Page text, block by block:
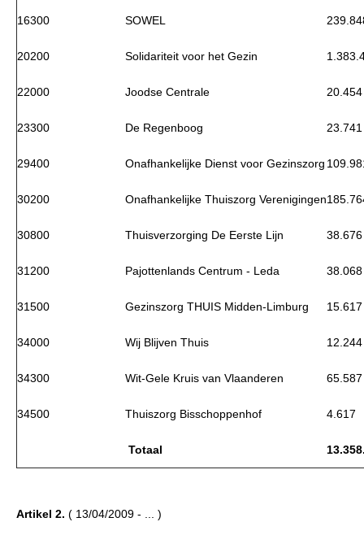
16300 SOWEL
20200 Solidariteit voor het Gezin
22000 Joodse Centrale 20.454
23300 De Regenboog 23.741
29400 Onafhankelijke Dienst voor Gezinszorg
30200 Onafhankelijke Thuiszorg Verenigingen
30800 Thuisverzorging De Eerste Lijn 38.676
31200 Pajottenlands Centrum - Leda 38.068
31500 Gezinszorg THUIS Midden-Limburg 15.617
34000 Wij Blijven Thuis 12.244
34300 Wit-Gele Kruis van Vlaanderen 65.587
34500 Thuiszorg Bisschoppenhof 4.617
Totaal
Artikel 2. ( 13/04/2009 - ... )